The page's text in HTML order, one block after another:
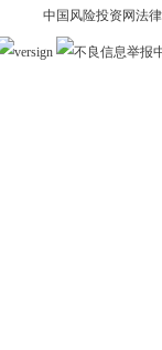
中国风险投资网法